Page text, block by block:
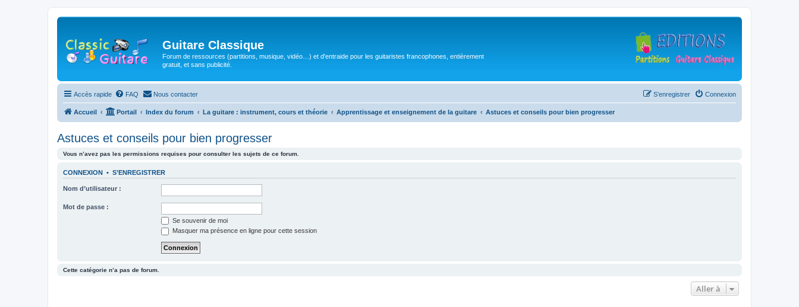
Guitare Classique
Forum de ressources (partitions, musique, vidéo…) et d'entraide pour les guitaristes francophones, entièrement
gratuit, et sans publicité.
Accès rapide FAQ Nous contacter Connexion
S’enregistrer
Accueil Portail Index du forum La guitare : instrument, cours et théorie Apprentissage et enseignement de la guitare Astuces et conseils pour bien progresser
Astuces et conseils pour bien progresser
Vous n’avez pas les permissions requises pour consulter les sujets de ce forum.
CONNEXION • S’ENREGISTRER
Nom d’utilisateur :
Mot de passe :
Se souvenir de moi
Masquer ma présence en ligne pour cette session
Cette catégorie n’a pas de forum.
Aller à